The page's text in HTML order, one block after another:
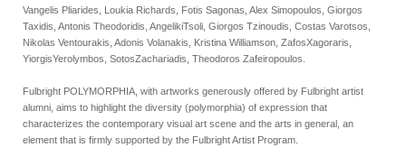
Vangelis Pliarides, Loukia Richards, Fotis Sagonas, Alex Simopoulos, Giorgos
Taxidis, Antonis Theodoridis, AngelikiTsoli, Giorgos Tzinoudis, Costas Varotsos,
Nikolas Ventourakis, Adonis Volanakis, Kristina Williamson, ZafosXagoraris,
YiorgisYerolymbos, SotosZachariadis, Theodoros Zafeiropoulos.
Fulbright POLYMORPHIA, with artworks generously offered by Fulbright artist
alumni, aims to highlight the diversity (polymorphia) of expression that
characterizes the contemporary visual art scene and the arts in general, an
element that is firmly supported by the Fulbright Artist Program.